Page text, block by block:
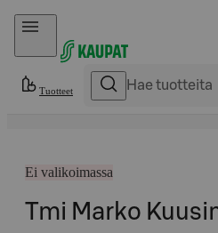
Hyppää sisältöön
Tuotteet
Ei valikoimassa
Tmi Marko